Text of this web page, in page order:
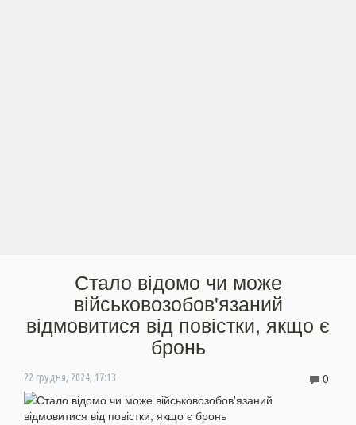
Стало відомо чи може
військовозобов'язаний
відмовитися від повістки, якщо є
бронь
22 грудня, 2024, 17:13 0